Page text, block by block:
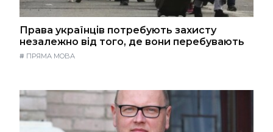
Права українців потребують захисту
незалежно від того, де вони перебувають
# ПРЯМА МОВА